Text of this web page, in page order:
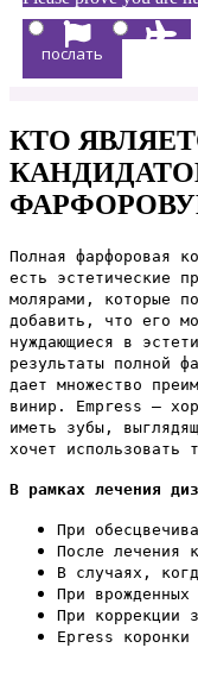
КТО
Полная фарфоровая
есть эстетические
молярами, которые
добавить, что его
нуждающиеся в
результаты полной
дает множество
винир. Empress —
иметь зубы,
хочет использовать
В рамках лечения
При
После лечения
В случаях,
При врожденных
При коррекции
Epress